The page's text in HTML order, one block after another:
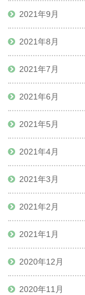
2021年9月
2021年8月
2021年7月
2021年6月
2021年5月
2021年4月
2021年3月
2021年2月
2021年1月
2020年12月
2020年11月